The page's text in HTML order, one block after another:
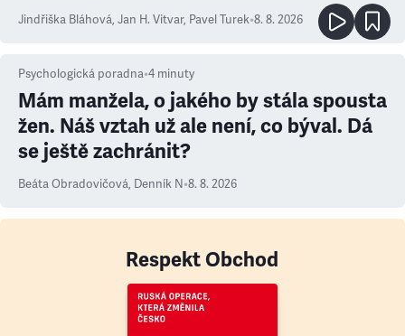
Jindřiška Bláhová, Jan H. Vitvar, Pavel Turek•8. 8. 2026
Psychologická poradna•4 minuty
Mám manžela, o jakého by stála spousta
žen. Náš vztah už ale není, co býval. Dá
se ještě zachránit?
Beáta Obradovičová, Denník N•8. 8. 2026
Respekt Obchod